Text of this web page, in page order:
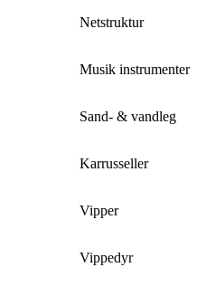
Netstruktur
Musik instrumenter
Sand- & vandleg
Karrusseller
Vipper
Vippedyr